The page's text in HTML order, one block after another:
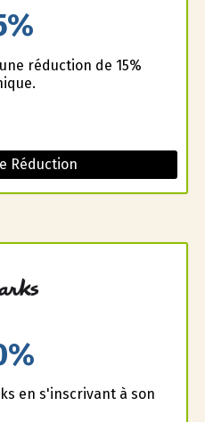
réduction de 15%
Réduction
en s'inscrivant à son